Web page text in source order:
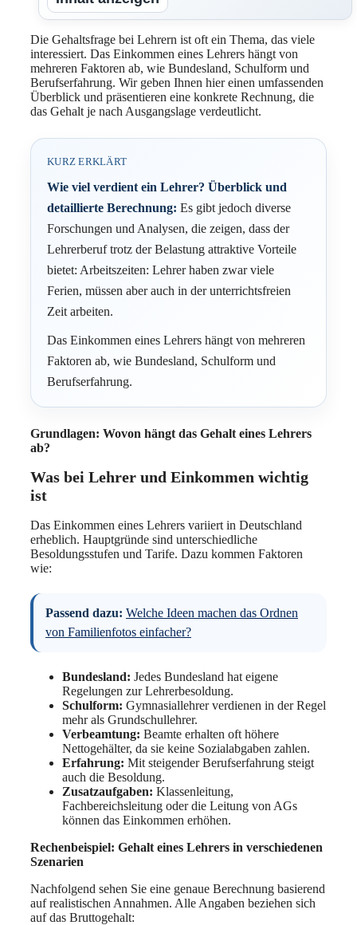
Die Gehaltsfrage bei Lehrern ist oft ein Thema, das viele
interessiert. Das Einkommen eines Lehrers hängt von
mehreren Faktoren ab, wie Bundesland, Schulform und
Berufserfahrung. Wir geben Ihnen hier einen umfassenden
Überblick und präsentieren eine konkrete Rechnung, die
das Gehalt je nach Ausgangslage verdeutlicht.
KURZ ERKLÄRT
Wie viel verdient ein Lehrer? Überblick und
detaillierte Berechnung: Es gibt jedoch diverse
Forschungen und Analysen, die zeigen, dass der
Lehrerberuf trotz der Belastung attraktive Vorteile
bietet: Arbeitszeiten: Lehrer haben zwar viele
Ferien, müssen aber auch in der unterrichtsfreien
Zeit arbeiten.
Das Einkommen eines Lehrers hängt von mehreren
Faktoren ab, wie Bundesland, Schulform und
Berufserfahrung.
Grundlagen: Wovon hängt das Gehalt eines Lehrers
ab?
Was bei Lehrer und Einkommen wichtig
ist
Das Einkommen eines Lehrers variiert in Deutschland
erheblich. Hauptgründe sind unterschiedliche
Besoldungsstufen und Tarife. Dazu kommen Faktoren
wie:
Passend dazu: Welche Ideen machen das Ordnen
von Familienfotos einfacher?
Bundesland: Jedes Bundesland hat eigene
Regelungen zur Lehrerbesoldung.
Schulform: Gymnasiallehrer verdienen in der Regel
mehr als Grundschullehrer.
Verbeamtung: Beamte erhalten oft höhere
Nettogehälter, da sie keine Sozialabgaben zahlen.
Erfahrung: Mit steigender Berufserfahrung steigt
auch die Besoldung.
Zusatzaufgaben: Klassenleitung,
Fachbereichsleitung oder die Leitung von AGs
können das Einkommen erhöhen.
Rechenbeispiel: Gehalt eines Lehrers in verschiedenen
Szenarien
Nachfolgend sehen Sie eine genaue Berechnung basierend
auf realistischen Annahmen. Alle Angaben beziehen sich
auf das Bruttogehalt: